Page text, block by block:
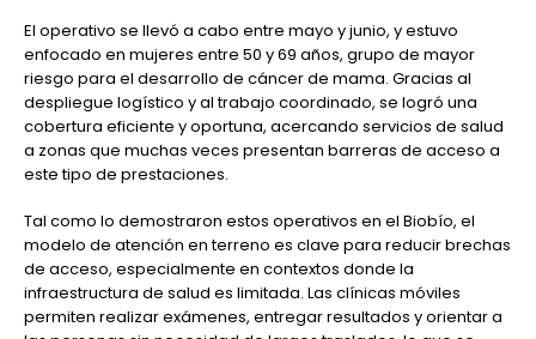
El operativo se llevó a cabo entre mayo y junio, y estuvo
enfocado en mujeres entre 50 y 69 años, grupo de mayor
riesgo para el desarrollo de cáncer de mama. Gracias al
despliegue logístico y al trabajo coordinado, se logró una
cobertura eficiente y oportuna, acercando servicios de salud
a zonas que muchas veces presentan barreras de acceso a
este tipo de prestaciones.
Tal como lo demostraron estos operativos en el Biobío, el
modelo de atención en terreno es clave para reducir brechas
de acceso, especialmente en contextos donde la
infraestructura de salud es limitada. Las clínicas móviles
permiten realizar exámenes, entregar resultados y orientar a